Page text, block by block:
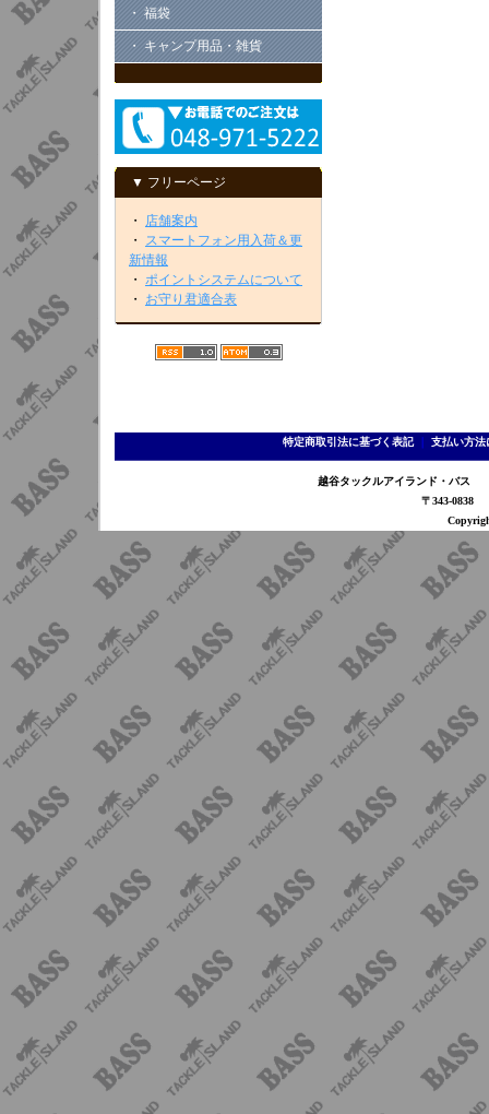
・ 福袋
・ キャンプ用品・雑貨
▼ フリーページ
・ 店舗案内
・ スマートフォン用入荷＆更
新情報
・ ポイントシステムについて
・ お守り君適合表
特定商取引法に基づく表記｜ 支払い方法
越谷タックルアイランド・バ
〒343-0838